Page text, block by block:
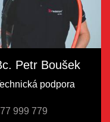
Petr Boušek
podpora
999 779